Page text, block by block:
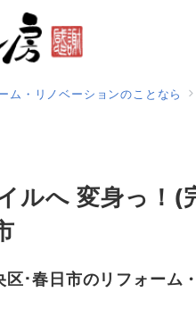
ム・リノベーションのことなら
ルへ 変身っ！(
･春日市のリフォーム